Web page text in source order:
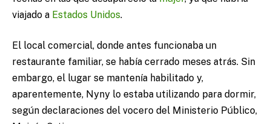
viajado a Estados Unidos.
El local comercial, donde antes funcionaba un
restaurante familiar, se había cerrado meses atrás. Sin
embargo, el lugar se mantenía habilitado y,
aparentemente, Nyny lo estaba utilizando para dormir,
según declaraciones del vocero del Ministerio Público,